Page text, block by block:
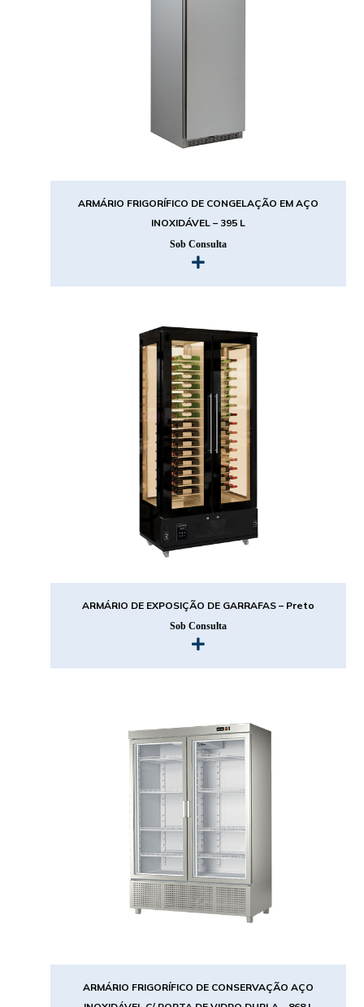
ARMÁRIO FRIGORÍFICO DE CONGELAÇÃO EM AÇO
INOXIDÁVEL – 395 L
Sob Consulta
ARMÁRIO DE EXPOSIÇÃO DE GARRAFAS – Preto
Sob Consulta
ARMÁRIO FRIGORÍFICO DE CONSERVAÇÃO AÇO